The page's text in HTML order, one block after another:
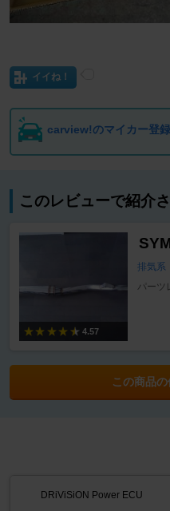
イイね！
carview!のマイカー登
このレビューで紹介
4.57
排気系
パーツ
この商品
DRiViSiON Power ECU